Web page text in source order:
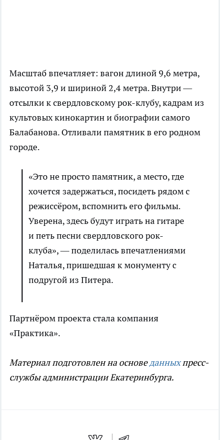
Масштаб впечатляет: вагон длиной 9,6 метра,
высотой 3,9 и шириной 2,4 метра. Внутри —
отсылки к свердловскому рок-клубу, кадрам из
культовых кинокартин и биографии самого
Балабанова. Отливали памятник в его родном
городе.
«Это не просто памятник, а место, где
хочется задержаться, посидеть рядом с
режиссёром, вспомнить его фильмы.
Уверена, здесь будут играть на гитаре
и петь песни свердловского рок-
клуба», — поделилась впечатлениями
Наталья, пришедшая к монументу с
подругой из Питера.
Партнёром проекта стала компания
«Практика».
Материал подготовлен на основеданныхпресс-
службы администрации Екатеринбурга.